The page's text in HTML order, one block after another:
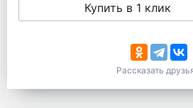
Купить в 1 клик
Рассказать